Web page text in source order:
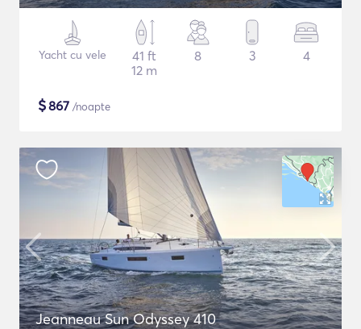
Yacht cu vele
41 ft
12 m
8 3 4
$867 /noapte
Jeanneau Sun Odyssey 410